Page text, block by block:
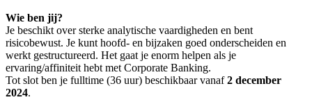
Wie ben jij?
Je beschikt over sterke analytische vaardigheden en bent
risicobewust. Je kunt hoofd- en bijzaken goed onderscheiden en
werkt gestructureerd. Het gaat je enorm helpen als je
ervaring/affiniteit hebt met Corporate Banking.
Tot slot ben je fulltime (36 uur) beschikbaar vanaf2 december
2024.